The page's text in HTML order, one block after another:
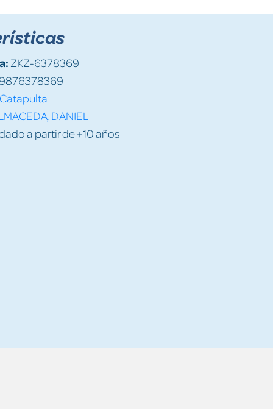
ZKZ-6378369
Catapulta
DANIEL
a partir de +10 años